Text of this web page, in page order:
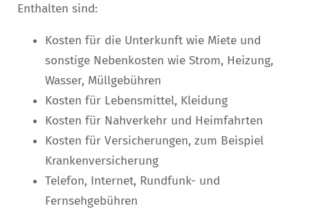
Enthalten sind:
Kosten für die Unterkunft wie Miete und
sonstige Nebenkosten wie Strom, Heizung,
Wasser, Müllgebühren
Kosten für Lebensmittel, Kleidung
Kosten für Nahverkehr und Heimfahrten
Kosten für Versicherungen, zum Beispiel
Krankenversicherung
Telefon, Internet, Rundfunk- und
Fernsehgebühren